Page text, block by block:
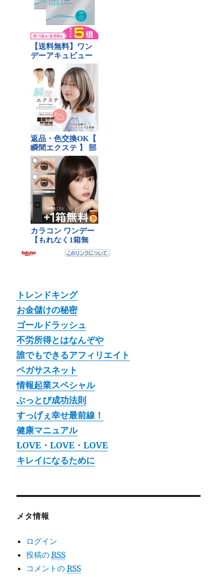
トレンドキング
お金儲けの秘密
ゴールドラッシュ
不労所得とはなんぞや
誰でもできるアフィリエイト
ペガサスネット
情報起業スペシャル
ぶっとび成功法則
すっげぇ幸せ最前線！
健康マニュアル
LOVE・LOVE・LOVE
キレイになるために
メタ情報
ログイン
投稿のRSS
コメントのRSS